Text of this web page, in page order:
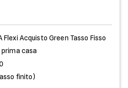
Flexi Acquisto Green Tasso Fisso
casa
finito)